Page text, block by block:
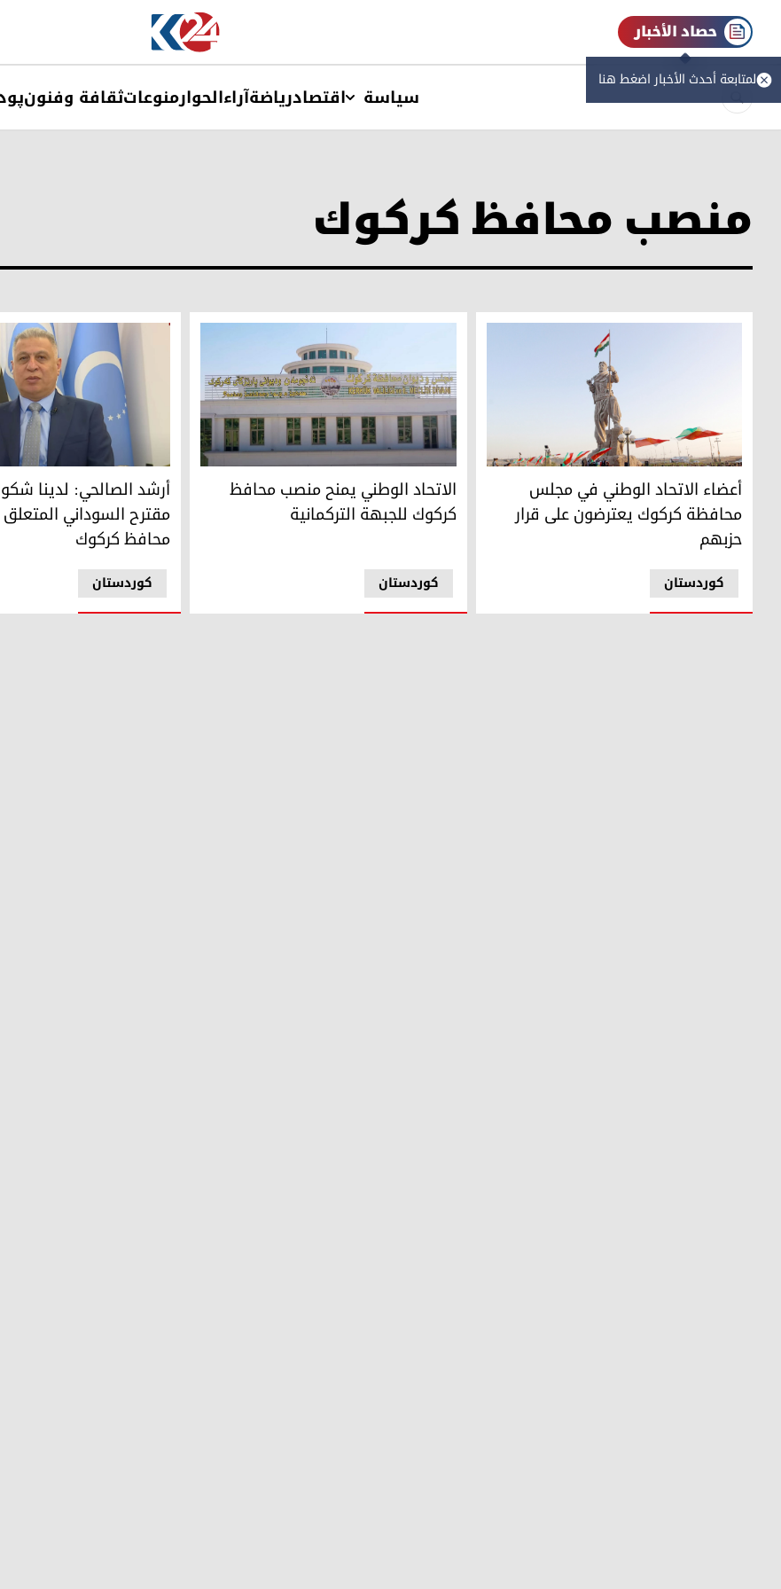
حصاد الأخبار
لمتابعة أحدث الأخبار اضغط هنا
سیاسة اقتصادریاضةآراءالحوارمنوعاتثقافة وفنون
منصب محافظ كركوك
أعضاء الاتحاد الوطني في مجلس محافظة كركوك يعترضون على قرار حزبهم
کوردستان
أعضاء الاتحاد الوطني في مجلس
محافظة كركوك يعترضون على قرار
حزبهم
الاتحاد الوطني يمنح منصب محافظ كركوك للجبهة التركمانية
کوردستان
الاتحاد الوطني يمنح منصب محافظ
كركوك للجبهة التركمانية
النائب في مجلس النواب
کوردستان
أرشد الصالحي: لدينا
مقترح السوداني
محافظ كركوك